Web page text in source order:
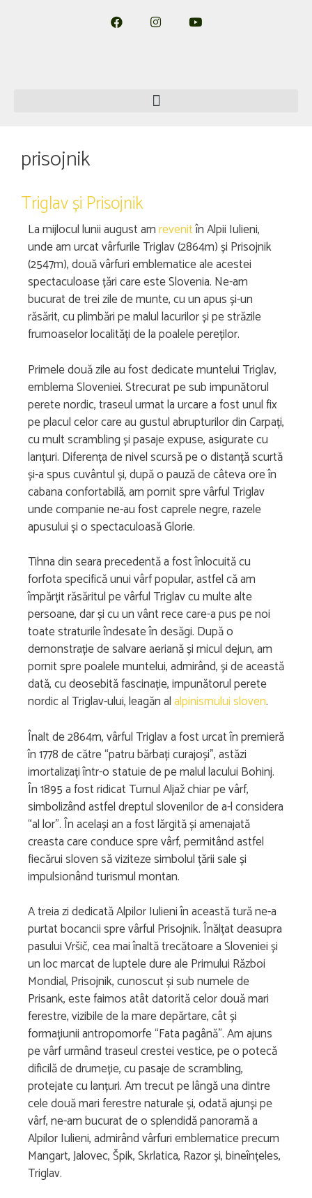
prisojnik
Triglav și Prisojnik
La mijlocul lunii august amrevenitîn Alpii Iulieni,
unde am urcat vârfurile Triglav (2864m) și Prisojnik
(2547m), două vârfuri emblematice ale acestei
spectaculoase țări care este Slovenia. Ne-am
bucurat de trei zile de munte, cu un apus și-un
răsărit, cu plimbări pe malul lacurilor și pe străzile
frumoaselor localități de la poalele pereților.
Primele două zile au fost dedicate muntelui Triglav,
emblema Sloveniei. Strecurat pe sub impunătorul
perete nordic, traseul urmat la urcare a fost unul fix
pe placul celor care au gustul abrupturilor din Carpați,
cu mult scrambling și pasaje expuse, asigurate cu
lanțuri. Diferența de nivel scursă pe o distanță scurtă
și-a spus cuvântul și, după o pauză de câteva ore în
cabana confortabilă, am pornit spre vârful Triglav
unde companie ne-au fost caprele negre, razele
apusului și o spectaculoasă Glorie.
Tihna din seara precedentă a fost înlocuită cu
forfota specifică unui vârf popular, astfel că am
împărțit răsăritul pe vârful Triglav cu multe alte
persoane, dar și cu un vânt rece care-a pus pe noi
toate straturile îndesate în desăgi. După o
demonstrație de salvare aeriană și micul dejun, am
pornit spre poalele muntelui, admirând, și de această
dată, cu deosebită fascinație, impunătorul perete
nordic al Triglav-ului, leagăn alalpinismului sloven.
Înalt de 2864m, vârful Triglav a fost urcat în premieră
în 1778 de către “patru bărbați curajoși”, astăzi
imortalizați într-o statuie de pe malul lacului Bohinj.
În 1895 a fost ridicat Turnul Aljaž chiar pe vârf,
simbolizând astfel dreptul slovenilor de a-l considera
“al lor”. În același an a fost lărgită și amenajată
creasta care conduce spre vârf, permitând astfel
fiecărui sloven să viziteze simbolul țării sale și
impulsionând turismul montan.
A treia zi dedicată Alpilor Iulieni în această tură ne-a
purtat bocancii spre vârful Prisojnik. Înălțat deasupra
pasului Vršič, cea mai înaltă trecătoare a Sloveniei și
un loc marcat de luptele dure ale Primului Război
Mondial, Prisojnik, cunoscut și sub numele de
Prisank, este faimos atât datorită celor două mari
ferestre, vizibile de la mare depărtare, cât și
formațiunii antropomorfe “Fata pagână”. Am ajuns
pe vârf urmând traseul crestei vestice, pe o potecă
dificilă de drumeție, cu pasaje de scrambling,
protejate cu lanțuri. Am trecut pe lângă una dintre
cele două mari ferestre naturale și, odată ajunși pe
vârf, ne-am bucurat de o splendidă panoramă a
Alpilor Iulieni, admirând vârfuri emblematice precum
Mangart, Jalovec, Špik, Skrlatica, Razor și, bineînțeles,
Triglav.